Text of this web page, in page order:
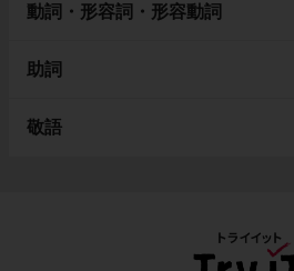
動詞・形容詞・形容動詞
助詞
敬語